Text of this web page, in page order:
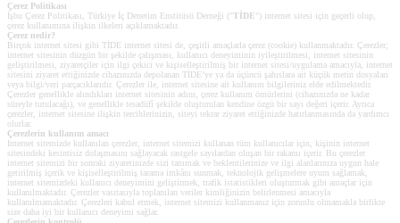
Çerez Politikası
İşbu Çerez Politikası, Türkiye İç Denetim Enstitüsü Derneği (" TİDE ") internet sitesi için geçerli olup,
çerez kullanımına ilişkin ilkeleri açıklamaktadır.
Çerez nedir?
Birçok internet sitesi gibi TİDE internet sitesi de, çeşitli amaçlarla çerez (cookie) kullanmaktadır. Çerezler;
internet sitesinin düzgün bir şekilde çalışması, kullanıcı deneyiminin iyileştirilmesi, internet sitesinin
geliştirilmesi, ziyaretçiler için ilgi çekici ve kişiselleştirilmiş bir internet sitesi/uygulama amacıyla, internet
sitesini ziyaret ettiğinizde cihazınızda depolanan TİDE’ye ya da üçüncü şahıslara ait küçük metin dosyaları
veya bilgi/veri parçacıklarıdır. Çerezler ile, internet sitesine ait kullanım bilgileriniz elde edilmektedir.
Çerezler genellikle alındıkları internet sitesinin adını, çerez kullanım ömürlerini (cihazınızda ne kadar
süreyle tutulacağı), ve genellikle tesadüfî şekilde oluşturulan kendine özgü bir sayı değeri içerir. Ayrıca
çerezler, internet sitesine ilişkin tercihlerinizin, siteyi tekrar ziyaret ettiğinizde hatırlanmasında da yardımcı
olurlar.
Çerezlerin kullanım amacı
Internet sitemizde kullanılan çerezler, internet sitemizi kullanan tüm kullanıcılar için, kişinin internet
sitesindeki kesintisiz dolaşmasını sağlayacak rastgele sayılardan oluşan bir rakamı içerir. Bu çerezler
internet sitemizi bir sonraki ziyaretinizde sizi tanımak ve beklentilerinize ve ilgi alanlarınıza uygun hale
getirilmiş içerik ve kişiselleştirilmiş tarama imkânı sunmak, teknolojik gelişmelere uyum sağlamak,
internet sitemizdeki kullanıcı deneyimini geliştirmek, trafik istatistikleri oluşturmak gibi amaçlar için
kullanılmaktadır. Çerezler vasıtasıyla toplanılan veriler kimliğinizin belirlenmesi amacıyla
kullanılmamaktadır. Çerezleri kabul etmek, internet sitemizi kullanmanız için zorunlu olmamakla birlikte
size daha iyi bir kullanıcı deneyimi sağlar.